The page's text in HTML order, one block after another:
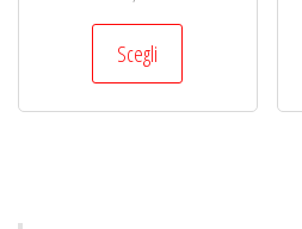
Scegli
Questo